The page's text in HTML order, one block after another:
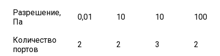
Разрешение,
Па
0,01 10 10 100
Количество
портов
2 2 3 2